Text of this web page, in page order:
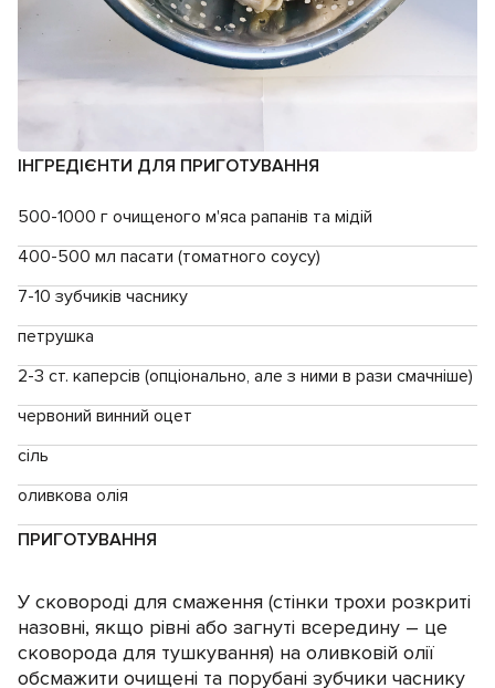
ІНГРЕДІЄНТИ ДЛЯ ПРИГОТУВАННЯ
500-1000 г очищеного м'яса рапанів та мідій
400-500 мл пасати (томатного соусу)
7-10 зубчиків часнику
петрушка
2-3 ст. каперсів (опціонально, але з ними в рази смачніше)
червоний винний оцет
сіль
оливкова олія
ПРИГОТУВАННЯ
У сковороді для смаження (стінки трохи розкриті
назовні, якщо рівні або загнуті всередину – це
сковорода для тушкування) на оливковій олії
обсмажити очищені та порубані зубчики часнику